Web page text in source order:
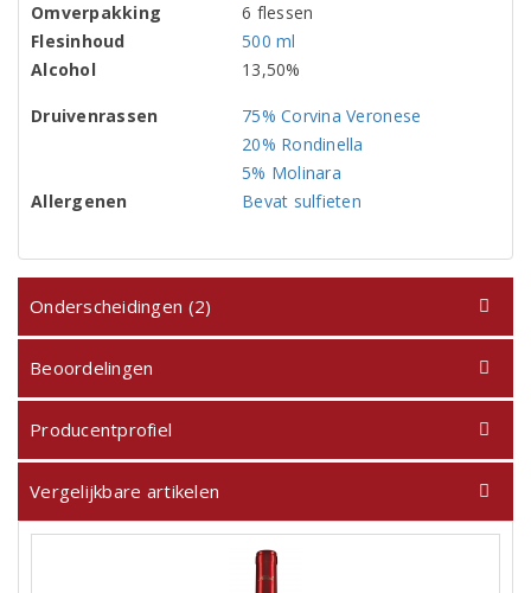
Omverpakking
6 flessen
Flesinhoud
500 ml
Alcohol
13,50%
Druivenrassen
75% Corvina Veronese
20% Rondinella
5% Molinara
Allergenen
Bevat sulfieten
Onderscheidingen (2)
Beoordelingen
Producentprofiel
Vergelijkbare artikelen